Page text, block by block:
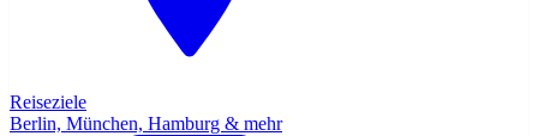
Reiseziele
Berlin, München, Hamburg & mehr